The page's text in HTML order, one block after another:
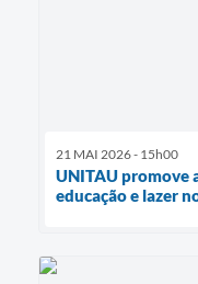
21 MAI 2026 - 15h00
UNITAU promove
educação e lazer